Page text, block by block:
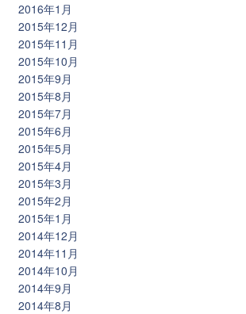
2016年1月
2015年12月
2015年11月
2015年10月
2015年9月
2015年8月
2015年7月
2015年6月
2015年5月
2015年4月
2015年3月
2015年2月
2015年1月
2014年12月
2014年11月
2014年10月
2014年9月
2014年8月